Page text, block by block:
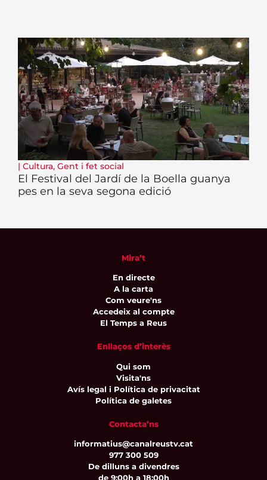
| Cultura, Gent i fet social
El Festival del Jardí de la Boella guanya
pes en la seva segona edició
Mira’t
En directe
A la carta
Com veure'ns
Accedeix al compte
El Temps a Reus
Enllaços d’interès
Qui som
Visita'ns
Avís legal i Política de privacitat
Política de galetes
Contacta’ns
informatius@canalreustv.cat
977 300 509
De dilluns a divendres
de 9:00h a 18:00h